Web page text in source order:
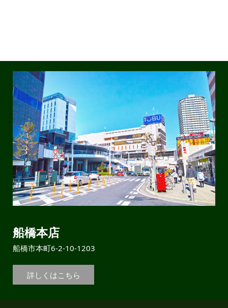
船橋本店
船橋市本町6-2-10-1203
詳しくはこちら